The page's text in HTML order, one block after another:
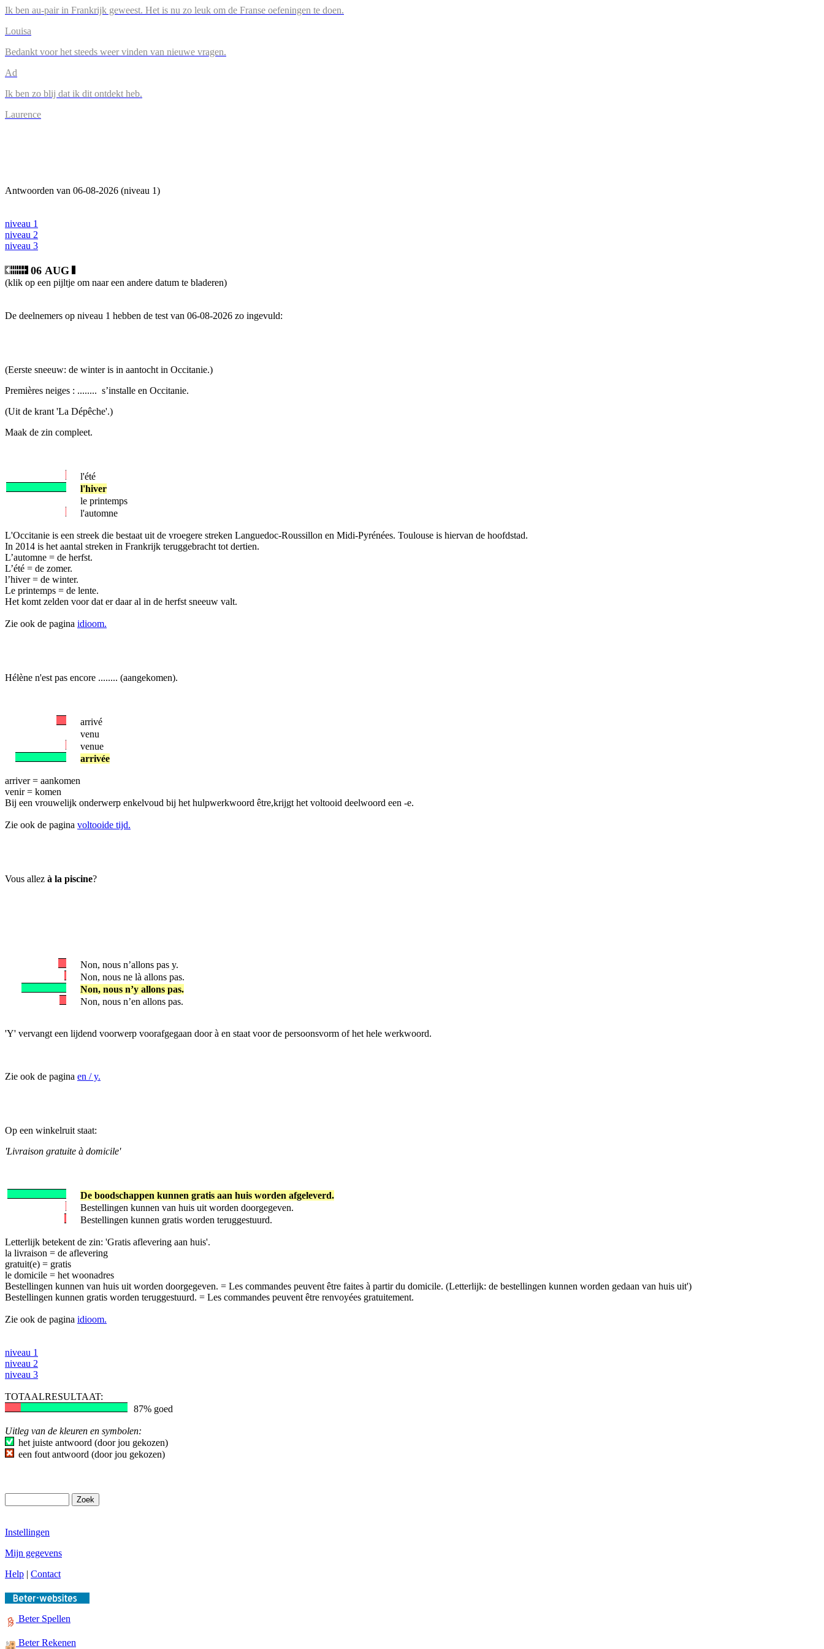
Ik ben au-pair in Frankrijk geweest. Het is nu zo leuk om de Franse oefeningen te doen.
Louisa
Bedankt voor het steeds weer vinden van nieuwe vragen.
Ad
Ik ben zo blij dat ik dit ontdekt heb.
Laurence
Antwoorden van 06-08-2026 (niveau 1)
niveau 1
niveau 2
niveau 3
06 AUG
(klik op een pijltje om naar een andere datum te bladeren)
De deelnemers op niveau 1 hebben de test van 06-08-2026 zo ingevuld:
(Eerste sneeuw: de winter is in aantocht in Occitanie.)
Premières neiges : ........ s’installe en Occitanie.
(Uit de krant 'La Dépêche'.)
Maak de zin compleet.
l'été
l'hiver
le printemps
l'automne
L'Occitanie is een streek die bestaat uit de vroegere streken Languedoc-Roussillon en Midi-Pyrénées. Toulouse is hiervan de hoofdstad.
In 2014 is het aantal streken in Frankrijk teruggebracht tot dertien.
L’automne = de herfst.
L’été = de zomer.
l’hiver = de winter.
Le printemps = de lente.
Het komt zelden voor dat er daar al in de herfst sneeuw valt.
Zie ook de pagina idioom.
Hélène n'est pas encore ........ (aangekomen).
arrivé
venu
venue
arrivée
arriver = aankomen
venir = komen
Bij een vrouwelijk onderwerp enkelvoud bij het hulpwerkwoord être,krijgt het voltooid deelwoord een -e.
Zie ook de pagina voltooide tijd.
Vous allez à la piscine?
Non, nous n’allons pas y.
Non, nous ne là allons pas.
Non, nous n’y allons pas.
Non, nous n’en allons pas.
'Y' vervangt een lijdend voorwerp voorafgegaan door à en staat voor de persoonsvorm of het hele werkwoord.
Zie ook de pagina en / y.
Op een winkelruit staat:
'Livraison gratuite à domicile'
De boodschappen kunnen gratis aan huis worden afgeleverd.
Bestellingen kunnen van huis uit worden doorgegeven.
Bestellingen kunnen gratis worden teruggestuurd.
Letterlijk betekent de zin: 'Gratis aflevering aan huis'.
la livraison = de aflevering
gratuit(e) = gratis
le domicile = het woonadres
Bestellingen kunnen van huis uit worden doorgegeven. = Les commandes peuvent être faites à partir du domicile. (Letterlijk: de bestellingen kunnen worden gedaan van huis uit')
Bestellingen kunnen gratis worden teruggestuurd. = Les commandes peuvent être renvoyées gratuitement.
Zie ook de pagina idioom.
niveau 1
niveau 2
niveau 3
TOTAALRESULTAAT:
87% goed
Uitleg van de kleuren en symbolen:
het juiste antwoord (door jou gekozen)
een fout antwoord (door jou gekozen)
Instellingen
Mijn gegevens
Help | Contact
Beter Spellen
Beter Rekenen